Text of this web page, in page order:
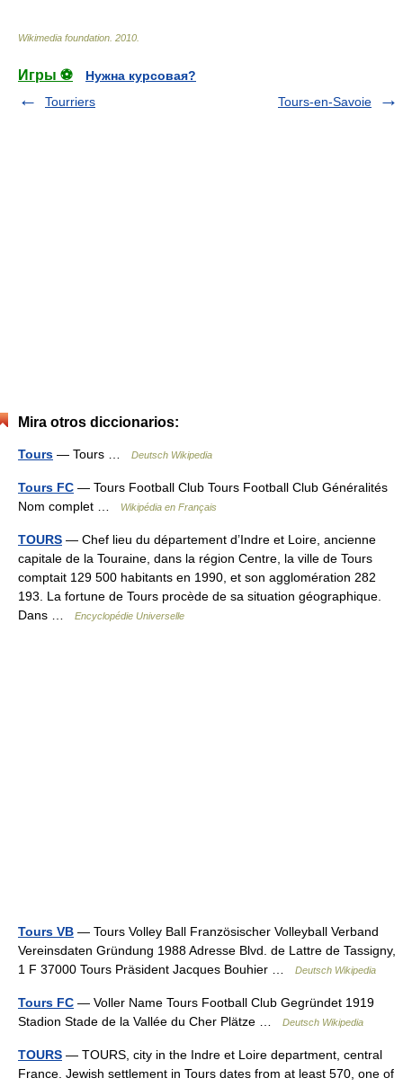
Wikimedia foundation 2010
Игры ⚽
Нужна курсовая?
Tourriers
Tours-en-Savoie
Mira otros diccionarios:
Tours — Tours … Deutsch Wikipedia
Tours FC — Tours Football Club Tours Football Club Généralités
Nom complet …
Wikipédia en Français
TOURS — Chef lieu du département d’Indre et Loire, ancienne
capitale de la Touraine, dans la région Centre, la ville de Tours
comptait 129 500 habitants en 1990, et son agglomération 282
193. La fortune de Tours procède de sa situation géographique.
Dans …
Encyclopédie Universelle
Tours VB — Tours Volley Ball Französischer Volleyball Verband
Vereinsdaten Gründung 1988 Adresse Blvd. de Lattre de Tassigny,
1 F 37000 Tours Präsident Jacques Bouhier …
Deutsch Wikipedia
Tours FC — Voller Name Tours Football Club Gegründet 1919
Stadion Stade de la Vallée du Cher Plätze …
Deutsch Wikipedia
TOURS — TOURS, city in the Indre et Loire department, central
France. Jewish settlement in Tours dates from at least 570, one of